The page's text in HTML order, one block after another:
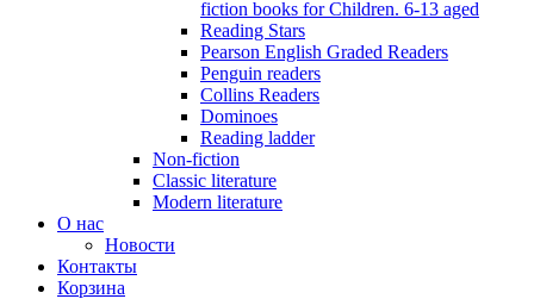
fiction books for Children. 6-13 aged
Reading Stars
Pearson English Graded Readers
Penguin readers
Collins Readers
Dominoes
Reading ladder
Non-fiction
Classic literature
Modern literature
О нас
Новости
Контакты
Корзина